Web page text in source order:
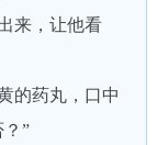
来，让他看
的药丸，口中
”